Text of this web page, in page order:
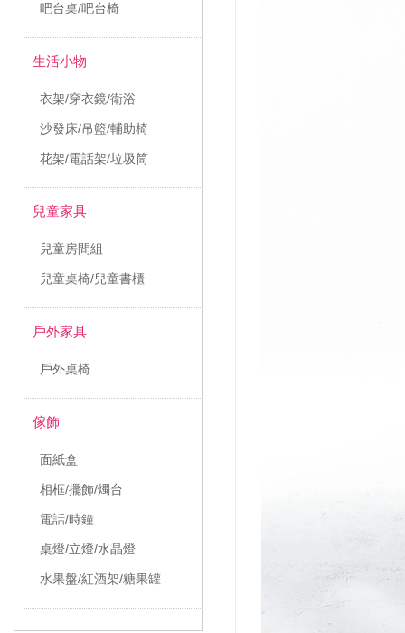
吧台桌/吧台椅
生活小物
衣架/穿衣鏡/衛浴
沙發床/吊籃/輔助椅
花架/電話架/垃圾筒
兒童家具
兒童房間組
兒童桌椅/兒童書櫃
戶外家具
戶外桌椅
傢飾
面紙盒
相框/擺飾/燭台
電話/時鐘
桌燈/立燈/水晶燈
水果盤/紅酒架/糖果罐